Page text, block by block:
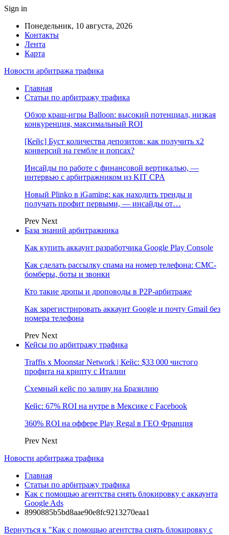
Sign in
Понедельник, 10 августа, 2026
Контакты
Лента
Карта
Новости арбитража трафика
Главная
Статьи по арбитражу трафика
Обзор краш-игры Balloon: высокий потенциал, низкая
конкуренция, максимальный ROI
[Кейс] Буст количества депозитов: как получить х2
конверсий на гембле и попсах?
Инсайды по работе с финансовой вертикалью, —
интервью с арбитражником из KIT CPA
Новый Plinko в iGaming: как находить тренды и
получать профит первыми, — инсайды от…
Prev Next
База знаний арбитражника
Как купить аккаунт разработчика Google Play Console
Как сделать рассылку спама на номер телефона: СМС-
бомберы, боты и звонки
Кто такие дропы и дроповоды в P2P-арбитраже
Как зарегистрировать аккаунт Google и почту Gmail без
номера телефона
Prev Next
Кейсы по арбитражу трафика
Traffis x Moonstar Network | Кейс: $33 000 чистого
профита на крипту с Италии
Схемный кейс по заливу на Бразилию
Кейс: 67% ROI на нутре в Мексике с Facebook
360% ROI на оффере Play Regal в ГЕО Франция
Prev Next
Новости арбитража трафика
Главная
Статьи по арбитражу трафика
Как с помощью агентства снять блокировку с аккаунта
Google Ads
8990885b5bd8aae90e8fc9213270eaa1
Вернуться к "Как с помощью агентства снять блокировку с